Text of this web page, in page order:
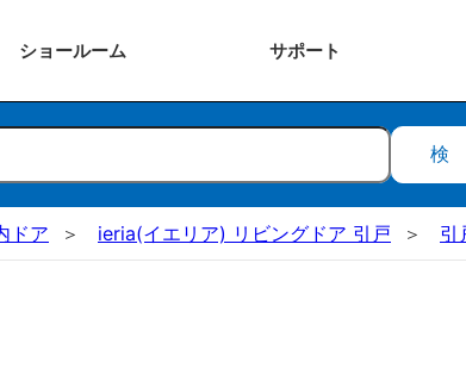
ショールーム サポート
ドア ieria(イエリア) リビングドア 引戸 引